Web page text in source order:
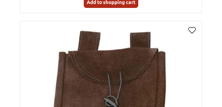
Add to shopping cart